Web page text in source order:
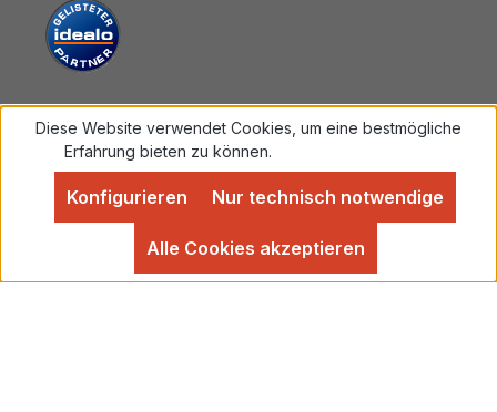
Vertrag widerrufen
Alle Preise inkl. gesetzl. Mehrwertsteuer zzgl.
nicht anders angegeben.
Diese Website verwendet Cookies, um eine bestmögliche
Erfahrung bieten zu können.
Nur technisch notwendige
Konfigurieren
Alle Cookies akzeptieren